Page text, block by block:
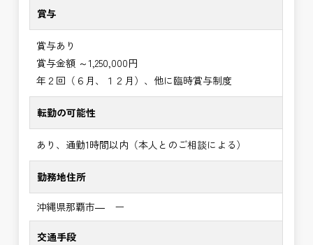
賞与
賞与あり
賞与金額 ～1,250,000円
年２回（６月、１２月）、他に臨時賞与制度
転勤の可能性
あり、通勤1時間以内（本人とのご相談による）
勤務地住所
沖縄県那覇市― ー
交通手段